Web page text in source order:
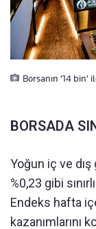
Borsanın ‘14
BORSADA
Yoğun iç ve
%0,23 gibi
Endeks hafta
kazanımlarını